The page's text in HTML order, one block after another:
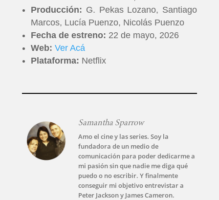
Producción: G. Pekas Lozano, Santiago
Marcos, Lucía Puenzo, Nicolás Puenzo
Fecha de estreno: 22 de mayo, 2026
Web: Ver Acá
Plataforma: Netflix
Samantha Sparrow
Amo el cine y las series. Soy la
fundadora de un medio de
comunicación para poder dedicarme a
mi pasión sin que nadie me diga qué
puedo o no escribir. Y finalmente
conseguir mi objetivo entrevistar a
Peter Jackson y James Cameron.